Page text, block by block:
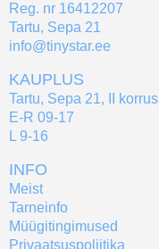
Reg. nr 16412207
Tartu, Sepa 21
info@tinystar.ee
KAUPLUS
Tartu, Sepa 21, II korrus
E-R 09-17
L 9-16
INFO
Meist
Tarneinfo
Müügitingimused
Privaatsuspoliitika